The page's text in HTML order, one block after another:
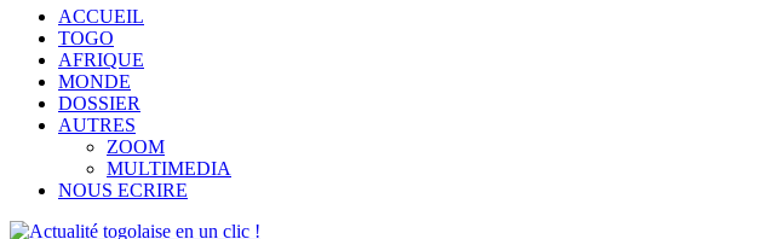
ACCUEIL
TOGO
AFRIQUE
MONDE
DOSSIER
AUTRES
ZOOM
MULTIMEDIA
NOUS ECRIRE